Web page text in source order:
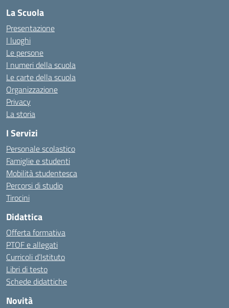
La Scuola
Presentazione
I luoghi
Le persone
I numeri della scuola
Le carte della scuola
Organizzazione
Privacy
La storia
I Servizi
Personale scolastico
Famiglie e studenti
Mobilità studentesca
Percorsi di studio
Tirocini
Didattica
Offerta formativa
PTOF e allegati
Curricoli d’Istituto
Libri di testo
Schede didattiche
Novità